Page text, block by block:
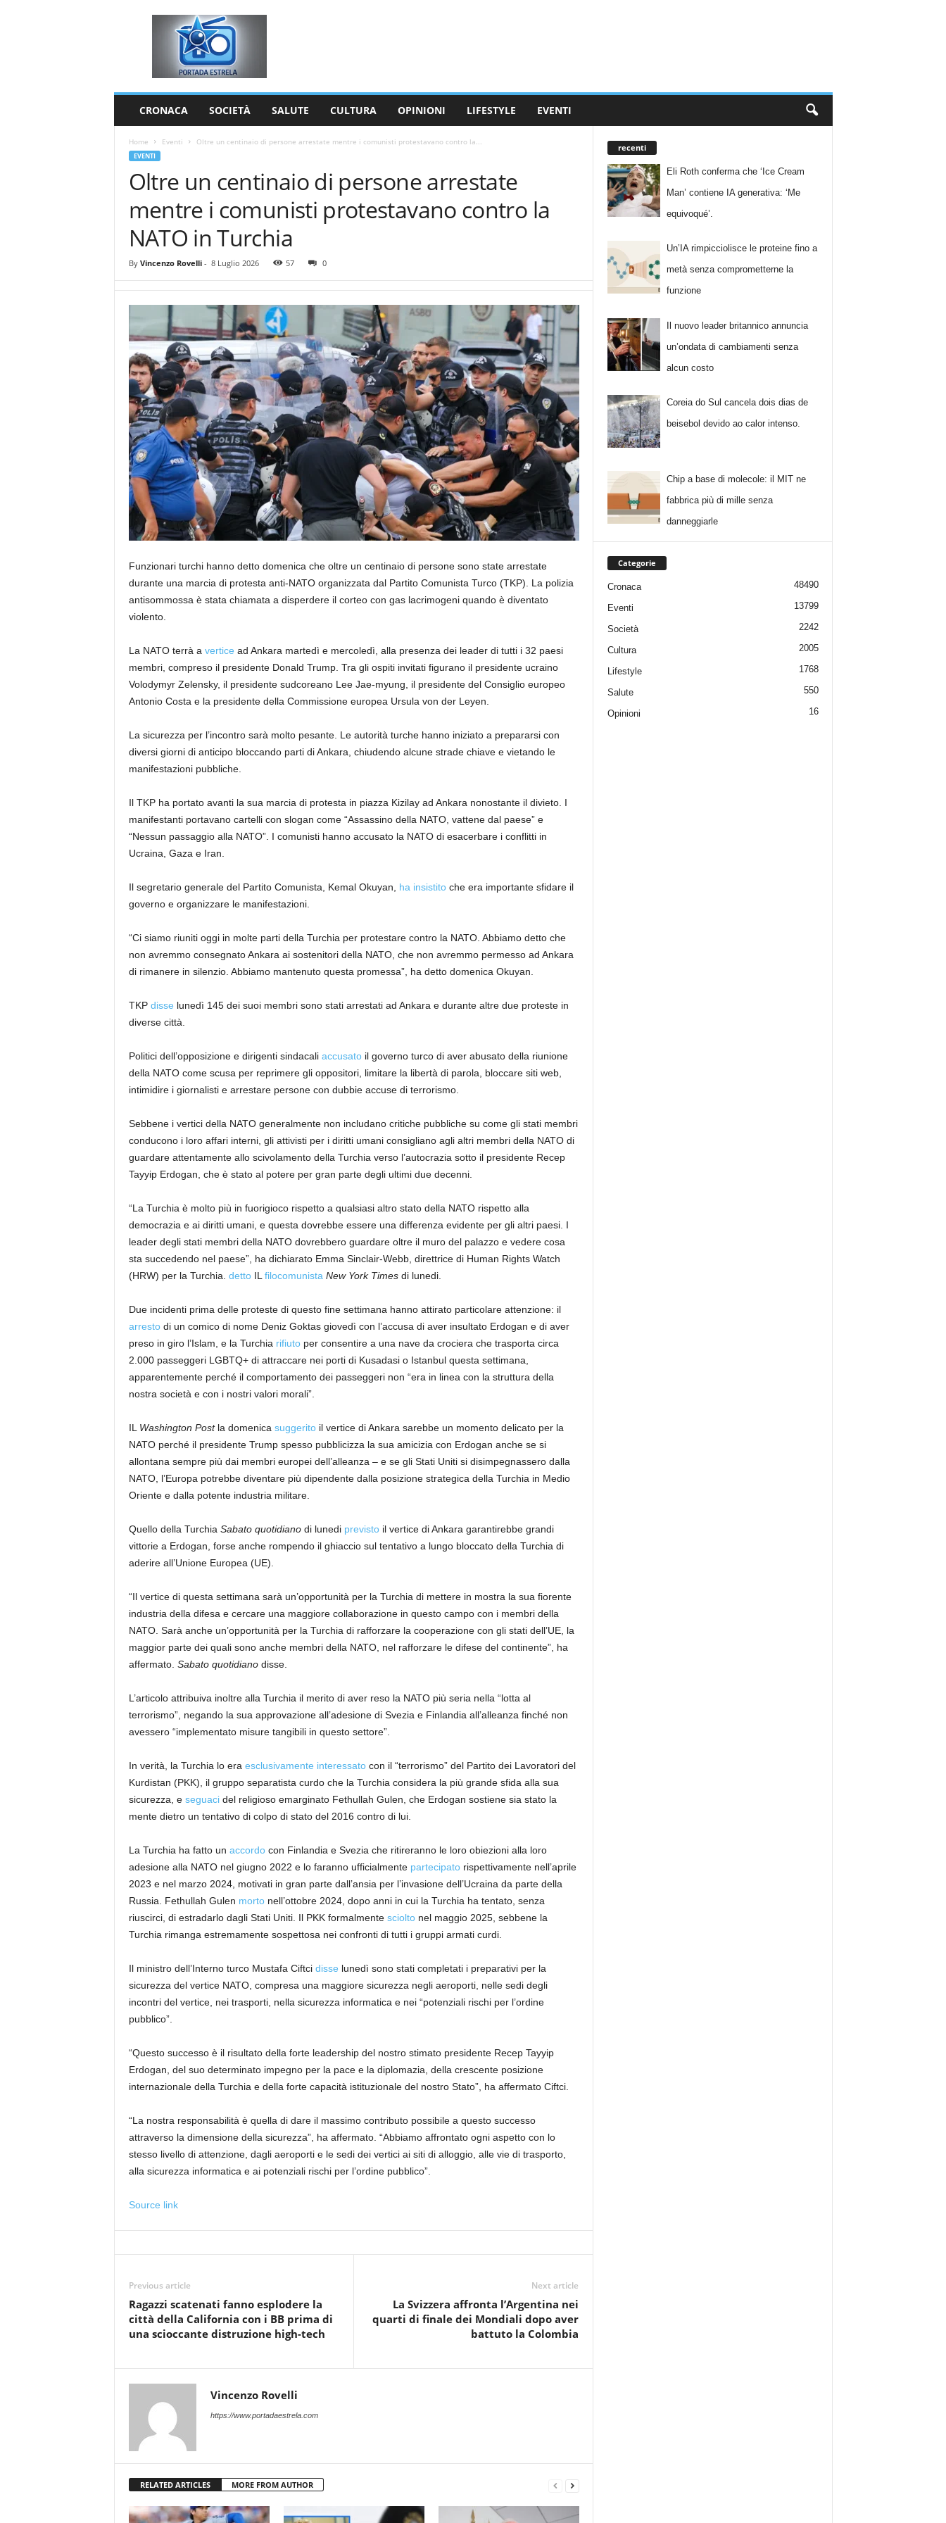
CRONACA SOCIETÀ SALUTE CULTURA OPINIONI LIFESTYLE EVENTI
Home Eventi Oltre un centinaio di persone arrestate mentre i comunisti protestavano contro la...
EVENTI
Oltre un centinaio di persone arrestate
mentre i comunisti protestavano contro la
NATO in Turchia
By Vincenzo Rovelli- 8 Luglio 2026 57 0
Funzionari turchi hanno detto domenica che oltre un centinaio di persone sono state arrestate
durante una marcia di protesta anti-NATO organizzata dal Partito Comunista Turco (TKP). La polizia
antisommossa è stata chiamata a disperdere il corteo con gas lacrimogeni quando è diventato
violento.
La NATO terrà a vertice ad Ankara martedì e mercoledì, alla presenza dei leader di tutti i 32 paesi
membri, compreso il presidente Donald Trump. Tra gli ospiti invitati figurano il presidente ucraino
Volodymyr Zelensky, il presidente sudcoreano Lee Jae-myung, il presidente del Consiglio europeo
Antonio Costa e la presidente della Commissione europea Ursula von der Leyen.
La sicurezza per l’incontro sarà molto pesante. Le autorità turche hanno iniziato a prepararsi con
diversi giorni di anticipo bloccando parti di Ankara, chiudendo alcune strade chiave e vietando le
manifestazioni pubbliche.
Il TKP ha portato avanti la sua marcia di protesta in piazza Kizilay ad Ankara nonostante il divieto. I
manifestanti portavano cartelli con slogan come “Assassino della NATO, vattene dal paese” e
“Nessun passaggio alla NATO”. I comunisti hanno accusato la NATO di esacerbare i conflitti in
Ucraina, Gaza e Iran.
Il segretario generale del Partito Comunista, Kemal Okuyan, ha insistitoche era importante sfidare il
governo e organizzare le manifestazioni.
“Ci siamo riuniti oggi in molte parti della Turchia per protestare contro la NATO. Abbiamo detto che
non avremmo consegnato Ankara ai sostenitori della NATO, che non avremmo permesso ad Ankara
di rimanere in silenzio. Abbiamo mantenuto questa promessa”, ha detto domenica Okuyan.
TKP disse lunedì 145 dei suoi membri sono stati arrestati ad Ankara e durante altre due proteste in
diverse città.
Politici dell’opposizione e dirigenti sindacali accusatoil governo turco di aver abusato della riunione
della NATO come scusa per reprimere gli oppositori, limitare la libertà di parola, bloccare siti web,
intimidire i giornalisti e arrestare persone con dubbie accuse di terrorismo.
Sebbene i vertici della NATO generalmente non includano critiche pubbliche su come gli stati membri
conducono i loro affari interni, gli attivisti per i diritti umani consigliano agli altri membri della NATO di
guardare attentamente allo scivolamento della Turchia verso l’autocrazia sotto il presidente Recep
Tayyip Erdogan, che è stato al potere per gran parte degli ultimi due decenni.
“La Turchia è molto più in fuorigioco rispetto a qualsiasi altro stato della NATO rispetto alla
democrazia e ai diritti umani, e questa dovrebbe essere una differenza evidente per gli altri paesi. I
leader degli stati membri della NATO dovrebbero guardare oltre il muro del palazzo e vedere cosa
sta succedendo nel paese”, ha dichiarato Emma Sinclair-Webb, direttrice di Human Rights Watch
(HRW) per la Turchia. dettoIL filocomunista New York Times di lunedi.
Due incidenti prima delle proteste di questo fine settimana hanno attirato particolare attenzione: il
arrestodi un comico di nome Deniz Goktas giovedì con l’accusa di aver insultato Erdogan e di aver
preso in giro l’Islam, e la Turchia rifiutoper consentire a una nave da crociera che trasporta circa
2.000 passeggeri LGBTQ+ di attraccare nei porti di Kusadasi o Istanbul questa settimana,
apparentemente perché il comportamento dei passeggeri non “era in linea con la struttura della
nostra società e con i nostri valori morali”.
IL Washington Post la domenica suggeritoil vertice di Ankara sarebbe un momento delicato per la
NATO perché il presidente Trump spesso pubblicizza la sua amicizia con Erdogan anche se si
allontana sempre più dai membri europei dell’alleanza – e se gli Stati Uniti si disimpegnassero dalla
NATO, l’Europa potrebbe diventare più dipendente dalla posizione strategica della Turchia in Medio
Oriente e dalla potente industria militare.
Quello della Turchia Sabato quotidiano di lunedi previstoil vertice di Ankara garantirebbe grandi
vittorie a Erdogan, forse anche rompendo il ghiaccio sul tentativo a lungo bloccato della Turchia di
aderire all’Unione Europea (UE).
“Il vertice di questa settimana sarà un’opportunità per la Turchia di mettere in mostra la sua fiorente
industria della difesa e cercare una maggiore collaborazione in questo campo con i membri della
NATO. Sarà anche un’opportunità per la Turchia di rafforzare la cooperazione con gli stati dell’UE, la
maggior parte dei quali sono anche membri della NATO, nel rafforzare le difese del continente”, ha
affermato. Sabato quotidiano disse.
L’articolo attribuiva inoltre alla Turchia il merito di aver reso la NATO più seria nella “lotta al
terrorismo”, negando la sua approvazione all’adesione di Svezia e Finlandia all’alleanza finché non
avessero “implementato misure tangibili in questo settore”.
In verità, la Turchia lo era esclusivamente interessatocon il “terrorismo” del Partito dei Lavoratori del
Kurdistan (PKK), il gruppo separatista curdo che la Turchia considera la più grande sfida alla sua
sicurezza, e seguacidel religioso emarginato Fethullah Gulen, che Erdogan sostiene sia stato la
mente dietro un tentativo di colpo di stato del 2016 contro di lui.
La Turchia ha fatto un accordocon Finlandia e Svezia che ritireranno le loro obiezioni alla loro
adesione alla NATO nel giugno 2022 e lo faranno ufficialmente partecipatorispettivamente nell’aprile
2023 e nel marzo 2024, motivati ​​in gran parte dall’ansia per l’invasione dell’Ucraina da parte della
Russia. Fethullah Gulen mortonell’ottobre 2024, dopo anni in cui la Turchia ha tentato, senza
riuscirci, di estradarlo dagli Stati Uniti. Il PKK formalmente scioltonel maggio 2025, sebbene la
Turchia rimanga estremamente sospettosa nei confronti di tutti i gruppi armati curdi.
Il ministro dell’Interno turco Mustafa Ciftci disse lunedì sono stati completati i preparativi per la
sicurezza del vertice NATO, compresa una maggiore sicurezza negli aeroporti, nelle sedi degli
incontri del vertice, nei trasporti, nella sicurezza informatica e nei “potenziali rischi per l’ordine
pubblico”.
“Questo successo è il risultato della forte leadership del nostro stimato presidente Recep Tayyip
Erdogan, del suo determinato impegno per la pace e la diplomazia, della crescente posizione
internazionale della Turchia e della forte capacità istituzionale del nostro Stato”, ha affermato Ciftci.
“La nostra responsabilità è quella di dare il massimo contributo possibile a questo successo
attraverso la dimensione della sicurezza”, ha affermato. “Abbiamo affrontato ogni aspetto con lo
stesso livello di attenzione, dagli aeroporti e le sedi dei vertici ai siti di alloggio, alle vie di trasporto,
alla sicurezza informatica e ai potenziali rischi per l’ordine pubblico”.
Source link
Previous article
Ragazzi scatenati fanno esplodere la
città della California con i BB prima di
una scioccante distruzione high-tech
Next article
La Svizzera affronta l’Argentina nei
quarti di finale dei Mondiali dopo aver
battuto la Colombia
Vincenzo Rovelli
https://www.portadaestrela.com
RELATED ARTICLES MORE FROM AUTHOR
recenti
Eli Roth conferma che ‘Ice Cream
Man’ contiene IA generativa: ‘Me
equivoqué’.
Un’IA rimpicciolisce le proteine fino a
metà senza comprometterne la
funzione
Il nuovo leader britannico annuncia
un’ondata di cambiamenti senza
alcun costo
Coreia do Sul cancela dois dias de
beisebol devido ao calor intenso.
Chip a base di molecole: il MIT ne
fabbrica più di mille senza
danneggiarle
Categorie
Cronaca 48490
Eventi 13799
Società 2242
Cultura 2005
Lifestyle 1768
Salute 550
Opinioni 16